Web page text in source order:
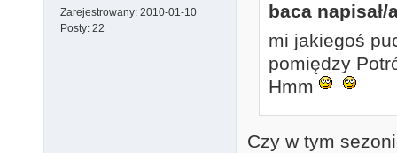
Zarejestrowany: 2010-01-10
Posty: 22
baca napisał/
mi jakiegoś
pomiędzy
Hmm
Czy w tym